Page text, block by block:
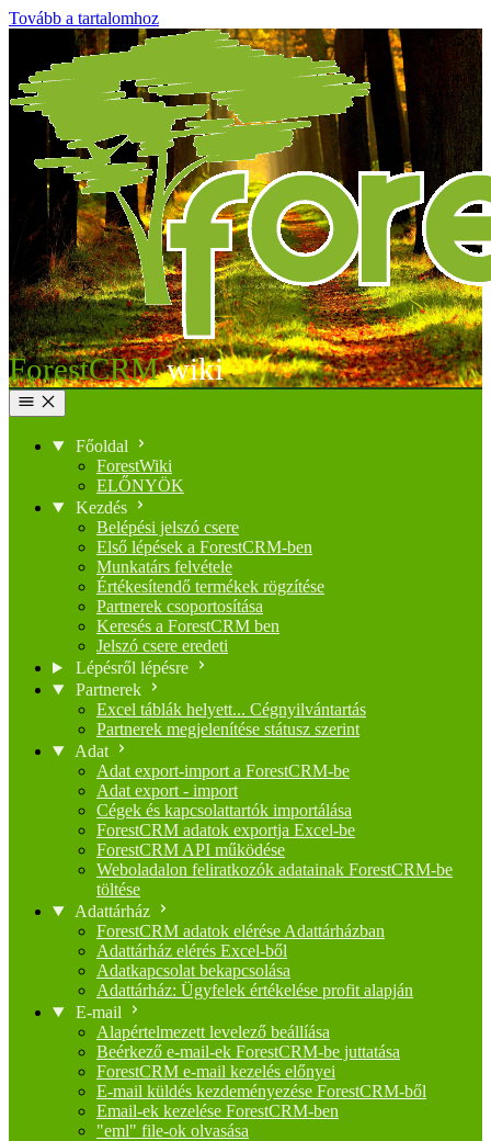
Tovább a tartalomhoz
ForestCRM
Főoldal
ForestWiki
ELŐNYÖK
Kezdés
Belépési jelszó csere
Első lépések a ForestCRM-ben
Munkatárs felvétele
Értékesítendő termékek rögzítése
Partnerek csoportosítása
Keresés a ForestCRM ben
Jelszó csere eredeti
Lépésről lépésre
Partnerek
Excel táblák helyett... Cégnyilvántartás
Partnerek megjelenítése státusz szerint
Adat
Adat export-import a ForestCRM-be
Adat export - import
Cégek és kapcsolattartók importálása
ForestCRM adatok exportja Excel-be
ForestCRM API működése
Weboladalon feliratkozók adatainak ForestCRM-be
töltése
Adattárház
ForestCRM adatok elérése Adattárházban
Adattárház elérés Excel-ből
Adatkapcsolat bekapcsolása
Adattárház: Ügyfelek értékelése profit alapján
E-mail
Alapértelmezett levelező beállíása
Beérkező e-mail-ek ForestCRM-be juttatása
ForestCRM e-mail kezelés előnyei
E-mail küldés kezdeményezése ForestCRM-ből
Email-ek kezelése ForestCRM-ben
"eml" file-ok olvasása